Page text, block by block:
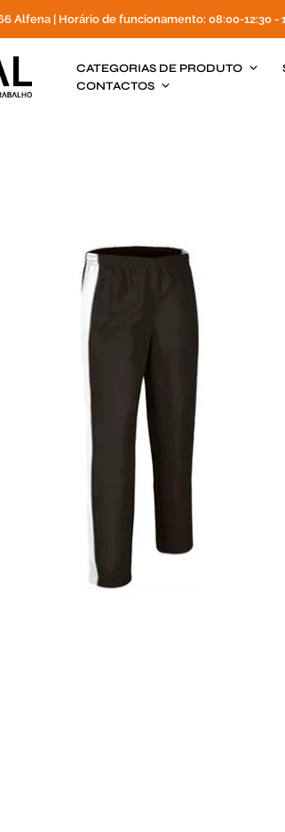
Alfena | Horário de funcionamento: 08:00-12:30 -
CATEGORIAS DE PRODUTO
CONTACTOS